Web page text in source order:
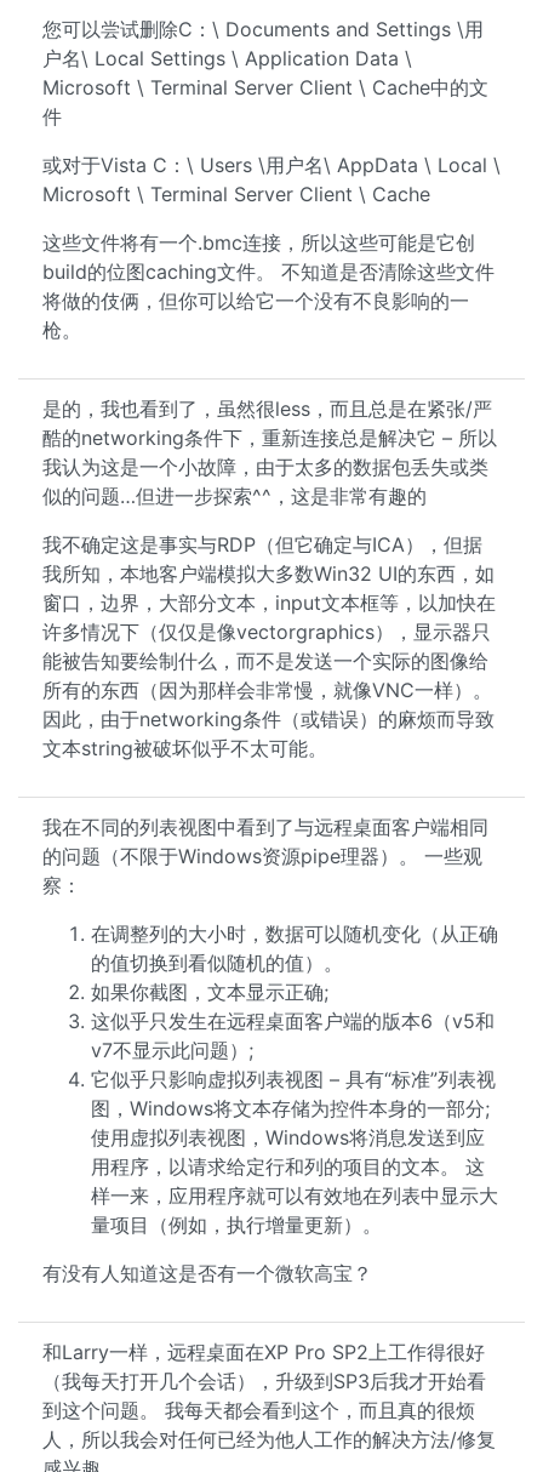
您可以尝试删除C：\ Documents and Settings \用
户名\ Local Settings \ Application Data \
Microsoft \ Terminal Server Client \ Cache中的文
件
或对于Vista C：\ Users \用户名\ AppData \ Local \
Microsoft \ Terminal Server Client \ Cache
这些文件将有一个.bmc连接，所以这些可能是它创
build的位图caching文件。 不知道是否清除这些文件
将做的伎俩，但你可以给它一个没有不良影响的一
枪。
是的，我也看到了，虽然很less，而且总是在紧张/严
酷的networking条件下，重新连接总是解决它 – 所以
我认为这是一个小故障，由于太多的数据包丢失或类
似的问题…但进一步探索^^，这是非常有趣的
我不确定这是事实与RDP（但它确定与ICA），但据
我所知，本地客户端模拟大多数Win32 UI的东西，如
窗口，边界，大部分文本，input文本框等，以加快在
许多情况下（仅仅是像vectorgraphics），显示器只
能被告知要绘制什么，而不是发送一个实际的图像给
所有的东西（因为那样会非常慢，就像VNC一样）。
因此，由于networking条件（或错误）的麻烦而导致
文本string被破坏似乎不太可能。
我在不同的列表视图中看到了与远程桌面客户端相同
的问题（不限于Windows资源pipe理器）。 一些观
察：
在调整列的大小时，数据可以随机变化（从正确
的值切换到看似随机的值）。
如果你截图，文本显示正确;
这似乎只发生在远程桌面客户端的版本6（v5和
v7不显示此问题）;
它似乎只影响虚拟列表视图 – 具有“标准”列表视
图，Windows将文本存储为控件本身的一部分;
使用虚拟列表视图，Windows将消息发送到应
用程序，以请求给定行和列的项目的文本。 这
样一来，应用程序就可以有效地在列表中显示大
量项目（例如，执行增量更新）。
有没有人知道这是否有一个微软高宝？
和Larry一样，远程桌面在XP Pro SP2上工作得很好
（我每天打开几个会话），升级到SP3后我才开始看
到这个问题。 我每天都会看到这个，而且真的很烦
人，所以我会对任何已经为他人工作的解决方法/修复